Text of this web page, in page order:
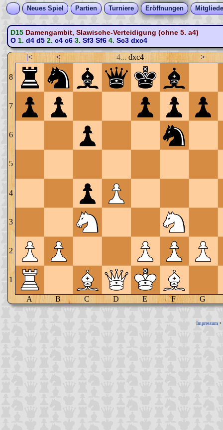
Neues Spiel Partien Turniere Eröffnungen
D15 Damengambit, Slawische-Verteidigung (ohne 5. a4)
O1. d4 d52. c4 c63. Sf3 Sf64. Sc3 dxc4
|< < 4... dxc4 >
8
7
6
5
4
3
2
1
A B C D E F G
Impressum •